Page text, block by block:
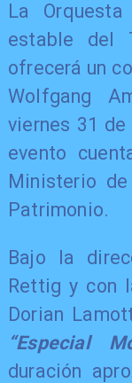
​La
estable del
ofrecerá un
Wolfgang
viernes 31
evento
Ministerio
Patrimonio.
​Bajo la
Rettig y con
Dorian
“Especial
duración